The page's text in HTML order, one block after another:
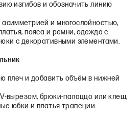
изгибов и обозначить линию
и многослойностью,
пояса и ремни, одежда с
с декоративными элементами.
плеч и добавить объём в нижней
брюки‑палаццо или клеш,
юбки и платья‑трапеции.